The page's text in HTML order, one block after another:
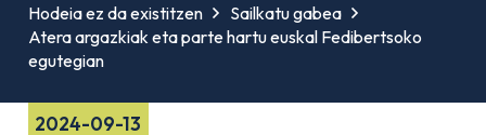
Hodeia ez da existitzen
Sailkatu gabea
Atera argazkiak eta parte hartu euskal Fedibertsoko
egutegian
2024-09-13